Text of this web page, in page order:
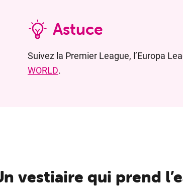
Astuce
Suivez la Premier League, l’Europa
WORLD.
vestiaire qui prend